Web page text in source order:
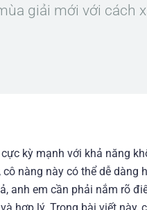
giải mới với cách
kỳ mạnh với khả năng
nàng này có thể dễ
anh em cần phải nắm rõ
hợp lý. Trong bài viết này,